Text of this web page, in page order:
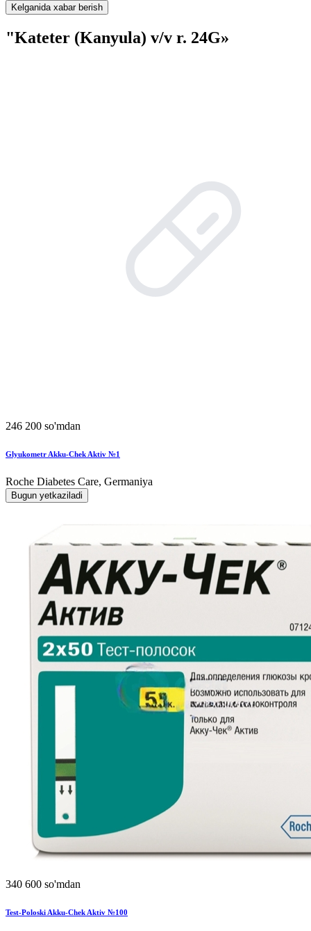
Kelganida xabar berish
"Kateter (Kanyula) v/v r. 24G»
246 200 so'mdan
Glyukometr Akku-Chek Aktiv №1
Roche Diabetes Care, Germaniya
Bugun yetkaziladi
340 600 so'mdan
Test-Poloski Akku-Chek Aktiv №100